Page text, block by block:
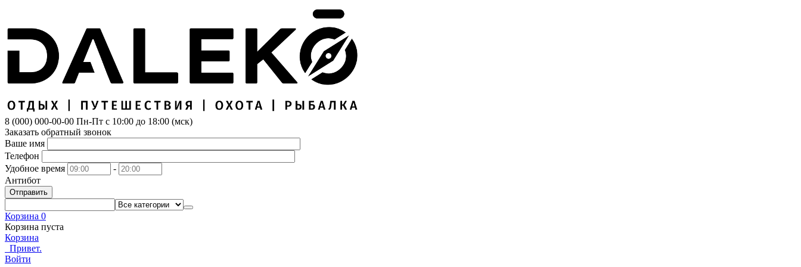
8 (000) 000-00-00 Пн-Пт с 10:00 до 18:00 (мск)
Заказать обратный звонок
Ваше имя
Телефон
Удобное время
-
Антибот
Отправить
Корзина 0
Корзина пуста
Корзина
Привет.
Войти